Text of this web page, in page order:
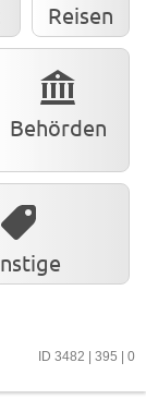
Reisen
Behörden
ID 3482 | 395 | 0